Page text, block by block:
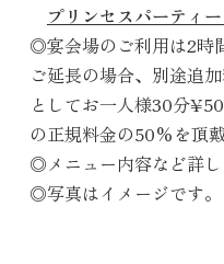
プリンセスパーティ
◎宴会場のご利用は2時
ご延長の場合、別途追
としてお一人様30分
の正規料金の50%を頂
◎メニュー内容など詳し
◎写真はイメージです。